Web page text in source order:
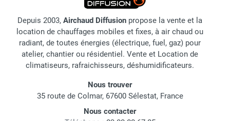
Depuis 2003, Airchaud Diffusion propose la vente et la
location de chauffages mobiles et fixes, à air chaud ou
radiant, de toutes énergies (électrique, fuel, gaz) pour
atelier, chantier ou résidentiel. Vente et Location de
climatiseurs, rafraichisseurs, déshumidificateurs.
Nous trouver
35 route de Colmar, 67600 Sélestat, France
Nous contacter